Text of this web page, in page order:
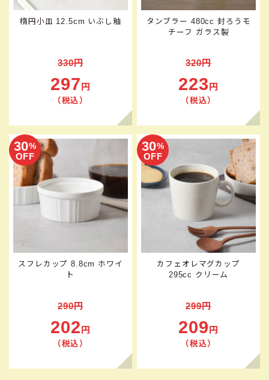
楕円小皿 12.5cm いぶし釉
330円
297 円
（税込）
タンブラー 480cc 封ろうモ
チーフ ガラス製
320円
223 円
（税込）
30%
OFF
スフレカップ 8.8cm ホワイ
ト
290円
202 円
（税込）
30%
OFF
カフェオレマグカップ
295cc クリーム
299円
209 円
（税込）